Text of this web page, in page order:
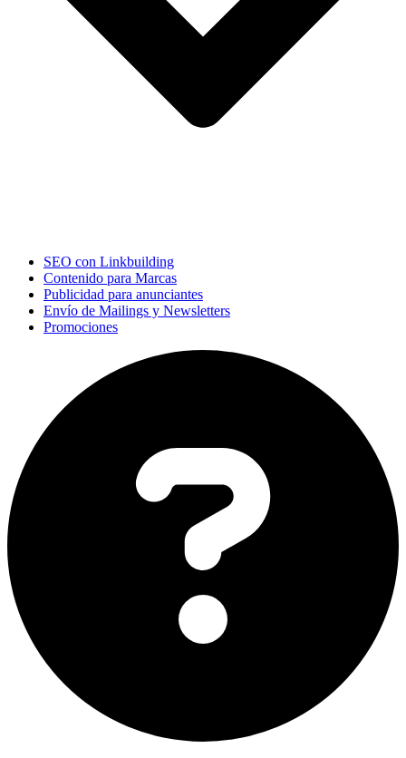
SEO con Linkbuilding
Contenido para Marcas
Publicidad para anunciantes
Envío de Mailings y Newsletters
Promociones